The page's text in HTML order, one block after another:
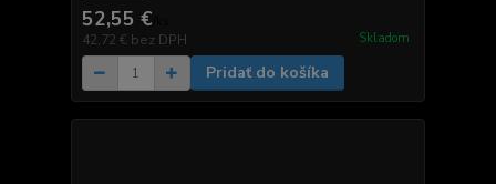
52,55 €
42,72 € bez DPH Skladom
Pridať do košíka